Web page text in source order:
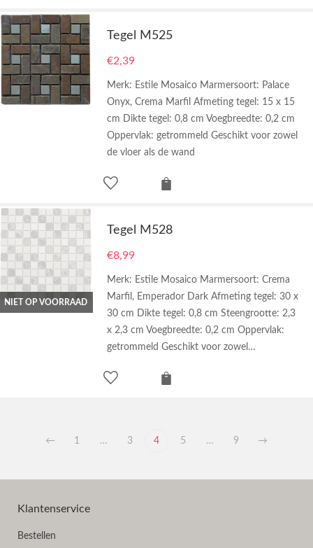
Tegel M525
€2,39
Merk: Estile Mosaico Marmersoort: Palace
Onyx, Crema Marfil Afmeting tegel: 15 x 15
cm Dikte tegel: 0,8 cm Voegbreedte: 0,2 cm
Oppervlak: getrommeld Geschikt voor zowel
de vloer als de wand
NIET OP VOORRAAD
Tegel M528
€8,99
Merk: Estile Mosaico Marmersoort: Crema
Marfil, Emperador Dark Afmeting tegel: 30 x
30 cm Dikte tegel: 0,8 cm Steengrootte: 2,3
x 2,3 cm Voegbreedte: 0,2 cm Oppervlak:
getrommeld Geschikt voor zowel…
← 1 … 3 4 5 … 9 →
Klantenservice
Bestellen